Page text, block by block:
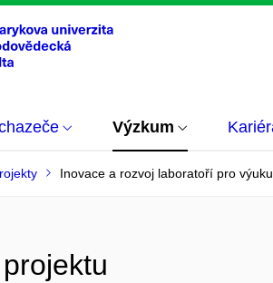
Výzkum
Inovace a rozvoj laboratoří pro